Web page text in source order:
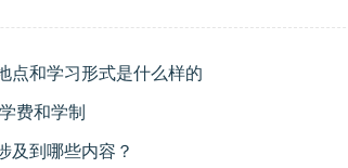
点和学习形式是什么样的
费和学制
及到哪些内容？